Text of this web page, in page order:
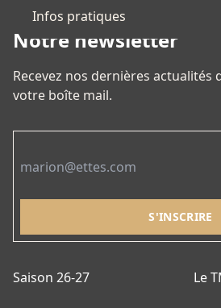
Infos pratiques
Notre newsletter
Recevez nos dernières actualités
votre boîte mail.
Saison 26-27 Le